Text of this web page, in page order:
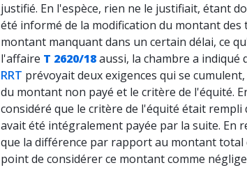
justifié. En l'espèce, rien ne le justifiait, étant
été informé de la modification du montant des
montant manquant dans un certain délai, ce
l'affaire T 2620/18aussi, la chambre a indiqué
RRT prévoyait deux exigences qui se
du montant non payé et le critère de l'équité.
considéré que le critère de l'équité était rempli
avait été intégralement payée par la suite. En
que la différence par rapport au montant total
point de considérer ce montant comme